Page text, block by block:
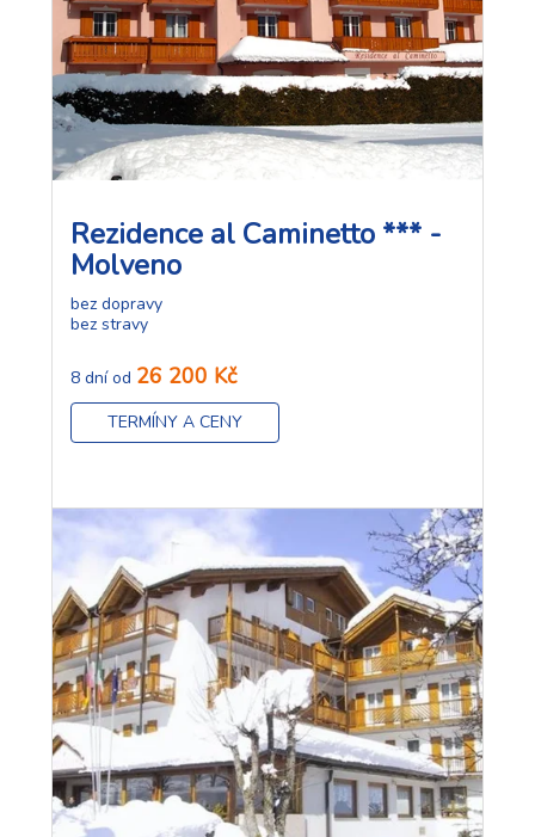
Rezidence al Caminetto *** -
Molveno
bez dopravy
bez stravy
8 dní od 26 200 Kč
TERMÍNY A CENY